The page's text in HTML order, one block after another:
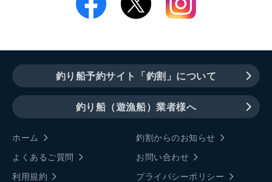
釣り船予約サイト「釣割」について
釣り船（遊漁船）業者様へ
ホーム
釣割からのお知らせ
よくあるご質問
お問い合わせ
利用規約
プライバシーポリシー